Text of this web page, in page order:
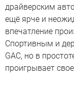
драйверским
ещё ярче и
впечатление
Спортивным и
GAC, но в
проигрывает